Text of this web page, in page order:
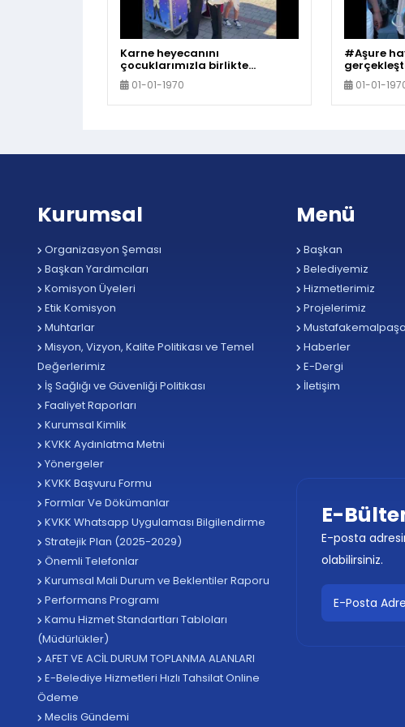
Karne heyecanını
çocuklarımızla birlikte
yaşadık. İyi tatiller çocuklar
01-01-1970
#Aşure
etsin01-01-
Kurumsal
Organizasyon Şeması
Başkan Yardımcıları
Komisyon Üyeleri
Etik Komisyon
Muhtarlar
Misyon, Vizyon, Kalite Politikası ve Temel
Değerlerimiz
İş Sağlığı ve Güvenliği Politikası
Faaliyet Raporları
Kurumsal Kimlik
KVKK Aydınlatma Metni
Yönergeler
KVKK Başvuru Formu
Formlar Ve Dökümanlar
KVKK Whatsapp Uygulaması Bilgilendirme
Stratejik Plan (2025-2029)
Önemli Telefonlar
Kurumsal Mali Durum ve Beklentiler Raporu
Performans Programı
Kamu Hizmet Standartları Tabloları
(Müdürlükler)
AFET VE ACİL DURUM TOPLANMA ALANLARI
E-Belediye Hizmetleri Hızlı Tahsilat Online
Ödeme
Meclis Gündemi
Menü
Başkan
Belediyemiz
Hizmetlerimiz
Projelerimiz
Mustafakemalpaşa
Haberler
E-Dergi
İletişim
E-
E-posta
olabilirsiniz.